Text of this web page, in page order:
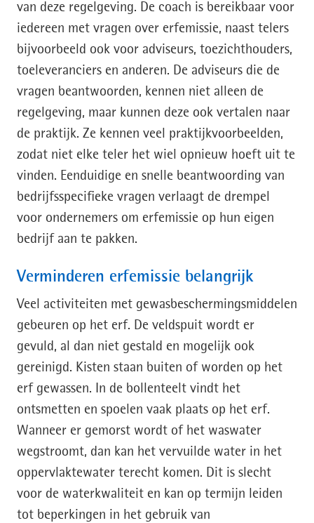
van deze regelgeving. De coach is bereikbaar voor
iedereen met vragen over erfemissie, naast telers
bijvoorbeeld ook voor adviseurs, toezichthouders,
toeleveranciers en anderen. De adviseurs die de
vragen beantwoorden, kennen niet alleen de
regelgeving, maar kunnen deze ook vertalen naar
de praktijk. Ze kennen veel praktijkvoorbeelden,
zodat niet elke teler het wiel opnieuw hoeft uit te
vinden. Eenduidige en snelle beantwoording van
bedrijfsspecifieke vragen verlaagt de drempel
voor ondernemers om erfemissie op hun eigen
bedrijf aan te pakken.
Verminderen erfemissie belangrijk
Veel activiteiten met gewasbeschermingsmiddelen
gebeuren op het erf. De veldspuit wordt er
gevuld, al dan niet gestald en mogelijk ook
gereinigd. Kisten staan buiten of worden op het
erf gewassen. In de bollenteelt vindt het
ontsmetten en spoelen vaak plaats op het erf.
Wanneer er gemorst wordt of het waswater
wegstroomt, dan kan het vervuilde water in het
oppervlaktewater terecht komen. Dit is slecht
voor de waterkwaliteit en kan op termijn leiden
tot beperkingen in het gebruik van